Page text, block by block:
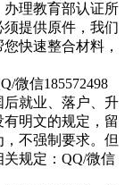
理教育部认证所
提供原件，我们
快速整合材料，
微信185572498
后就业、落户、升
明文的规定，留
不强制要求。但
规定：QQ/微信